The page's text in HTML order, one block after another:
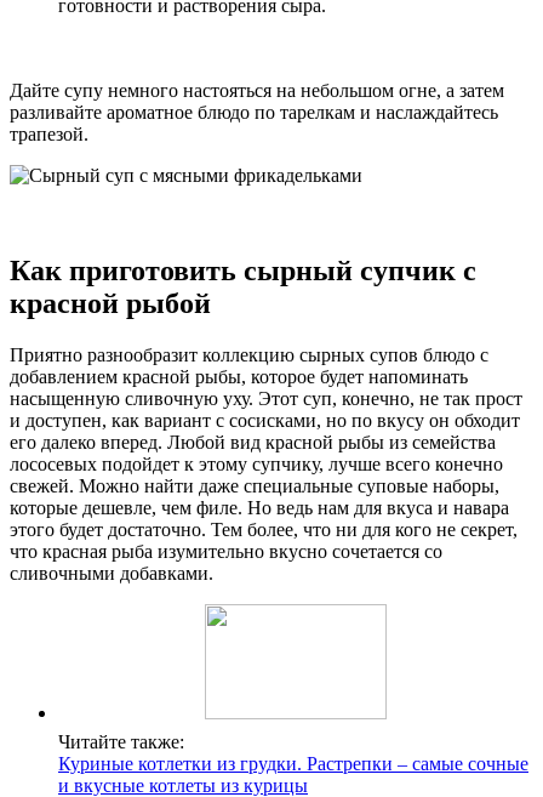
готовности и растворения сыра.
Дайте супу немного настояться на небольшом огне, а затем
разливайте ароматное блюдо по тарелкам и наслаждайтесь
трапезой.
Как приготовить сырный супчик с
красной рыбой
Приятно разнообразит коллекцию сырных супов блюдо с
добавлением красной рыбы, которое будет напоминать
насыщенную сливочную уху. Этот суп, конечно, не так прост
и доступен, как вариант с сосисками, но по вкусу он обходит
его далеко вперед. Любой вид красной рыбы из семейства
лососевых подойдет к этому супчику, лучше всего конечно
свежей. Можно найти даже специальные суповые наборы,
которые дешевле, чем филе. Но ведь нам для вкуса и навара
этого будет достаточно. Тем более, что ни для кого не секрет,
что красная рыба изумительно вкусно сочетается со
сливочными добавками.
Читайте также:
Куриные котлетки из грудки. Растрепки – самые сочные
и вкусные котлеты из курицы